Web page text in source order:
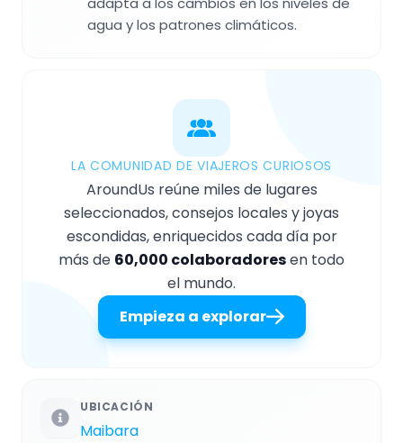
agua y los patrones climáticos.
LA COMUNIDAD DE VIAJEROS CURIOSOS
AroundUs reúne miles de lugares
seleccionados, consejos locales y joyas
escondidas, enriquecidos cada día por
más de 60,000 colaboradoresen todo
el mundo.
Empieza a explorar
UBICACIÓN
Maibara